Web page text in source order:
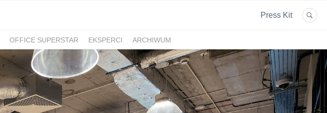
Press Kit
OFFICE SUPERSTAR EKSPERCI ARCHIWUM